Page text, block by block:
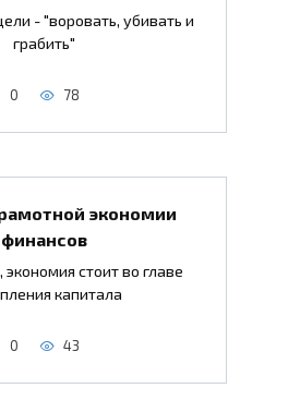
- "воровать, убивать и
грабить"
0 78
экономии
финансов
экономия стоит во главе
капитала
0 43